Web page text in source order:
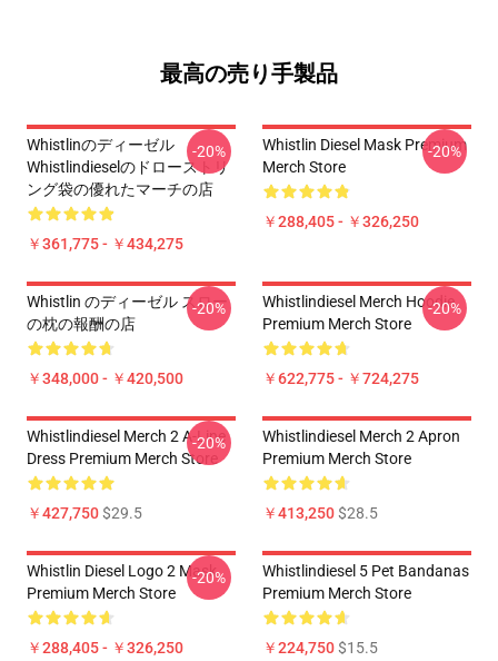
最高の売り手製品
Whistlinのディーゼル
Whistlindieselのドローストリ
ング袋の優れたマーチの店
￥361,775 - ￥434,275
-20%
Whistlin Diesel Mask Premium
Merch Store
￥288,405 - ￥326,250
-20%
Whistlin のディーゼル スロー
の枕の報酬の店
￥348,000 - ￥420,500
-20%
Whistlindiesel Merch Hoodie
Premium Merch Store
￥622,775 - ￥724,275
-20%
Whistlindiesel Merch 2 A-Line
Dress Premium Merch Store
￥427,750$29.5
-20%
Whistlindiesel Merch 2 Apron
Premium Merch Store
￥413,250$28.5
Whistlin Diesel Logo 2 Mask
Premium Merch Store
￥288,405 - ￥326,250
-20%
Whistlindiesel 5 Pet Bandanas
Premium Merch Store
￥224,750$15.5